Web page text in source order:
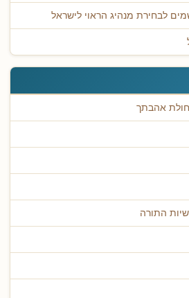
לבחירת מנהיג הראוי לישראל
אהבתך
התורה